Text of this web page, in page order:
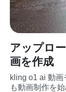
アップロ
画を作成
kling o1 ai 動
も動画制作を